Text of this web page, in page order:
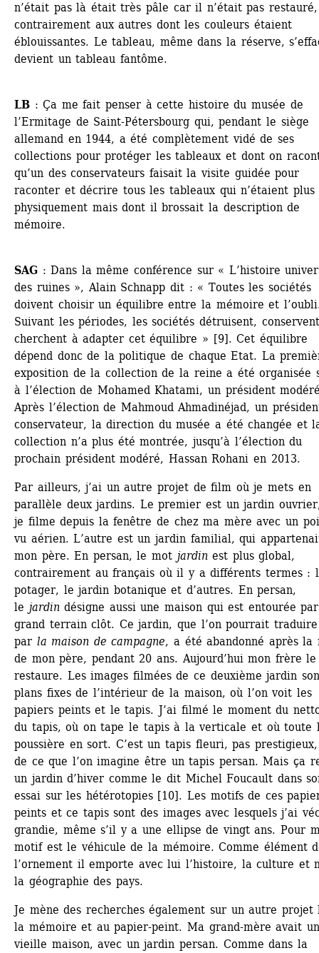
n’était pas là était très pâle car il n’était pas restauré,
contrairement aux autres dont les couleurs étaient
éblouissantes. Le tableau, même dans la réserve,
devient un tableau fantôme.
LB : Ça me fait penser à cette histoire du musée de
l’Ermitage de Saint-Pétersbourg qui, pendant le siège
allemand en 1944, a été complètement vidé de ses
collections pour protéger les tableaux et dont on
qu’un des conservateurs faisait la visite guidée pour
raconter et décrire tous les tableaux qui n’étaient plus
physiquement mais dont il brossait la description de
mémoire.
SAG : Dans la même conférence sur « L’histoire
des ruines », Alain Schnapp dit : « Toutes les sociétés
doivent choisir un équilibre entre la mémoire et
Suivant les périodes, les sociétés détruisent,
cherchent à adapter cet équilibre » [9]. Cet équilibre
dépend donc de la politique de chaque Etat. La
exposition de la collection de la reine a été organisée
à l’élection de Mohamed Khatami, un président
Après l’élection de Mahmoud Ahmadinéjad, un
conservateur, la direction du musée a été changée et
collection n’a plus été montrée, jusqu’à l’élection du
prochain président modéré, Hassan Rohani en 2013.
Par ailleurs, j’ai un autre projet de film où je mets en
parallèle deux jardins. Le premier est un jardin
je filme depuis la fenêtre de chez ma mère avec un
vu aérien. L’autre est un jardin familial, qui
mon père. En persan, le mot jardinest plus global,
contrairement au français où il y a différents termes :
potager, le jardin botanique et d’autres. En persan,
le jardindésigne aussi une maison qui est entourée
grand terrain clôt. Ce jardin, que l’on pourrait traduire
par la maison de campagne, a été abandonné après la
de mon père, pendant 20 ans. Aujourd’hui mon frère le
restaure. Les images filmées de ce deuxième jardin
plans fixes de l’intérieur de la maison, où l’on voit les
papiers peints et le tapis. J’ai filmé le moment du
du tapis, où on tape le tapis à la verticale et où toute
poussière en sort. C’est un tapis fleuri, pas
de ce que l’on imagine être un tapis persan. Mais ça
un jardin d’hiver comme le dit Michel Foucault dans
essai sur les hétérotopies [10]. Les motifs de ces
peints et ce tapis sont des images avec lesquels j’ai
grandie, même s’il y a une ellipse de vingt ans. Pour
motif est le véhicule de la mémoire. Comme élément
l’ornement il emporte avec lui l’histoire, la culture et
la géographie des pays.
Je mène des recherches également sur un autre projet
la mémoire et au papier-peint. Ma grand-mère avait
vieille maison, avec un jardin persan. Comme dans la